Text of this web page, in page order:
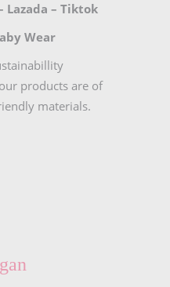
Lazada – Tiktok
Wear
products are of
materials.